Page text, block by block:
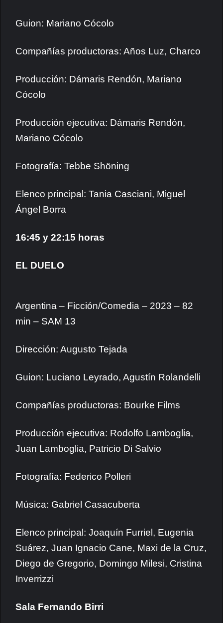
Guion: Mariano Cócolo
Compañías productoras: Años Luz, Charco
Producción: Dámaris Rendón, Mariano
Cócolo
Producción ejecutiva: Dámaris Rendón,
Mariano Cócolo
Fotografía: Tebbe Shöning
Elenco principal: Tania Casciani, Miguel
Ángel Borra
16:45 y 22:15 horas
EL DUELO
Argentina – Ficción/Comedia – 2023 – 82
min – SAM 13
Dirección: Augusto Tejada
Guion: Luciano Leyrado, Agustín Rolandelli
Compañías productoras: Bourke Films
Producción ejecutiva: Rodolfo Lamboglia,
Juan Lamboglia, Patricio Di Salvio
Fotografía: Federico Polleri
Música: Gabriel Casacuberta
Elenco principal: Joaquín Furriel, Eugenia
Suárez, Juan Ignacio Cane, Maxi de la Cruz,
Diego de Gregorio, Domingo Milesi, Cristina
Inverrizzi
Sala Fernando Birri